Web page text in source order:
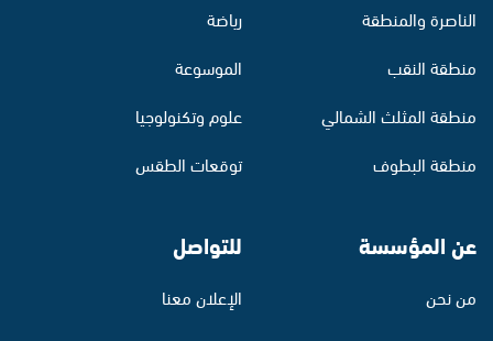
الناصرة والمنطقة
منطقة النقب
منطقة المثلث الشمالي
منطقة البطوف
رياضة
الموسوعة
علوم وتكنولوجيا
توقعات الطقس
عن المؤسسة
من نحن
للتواصل
الإعلان معنا